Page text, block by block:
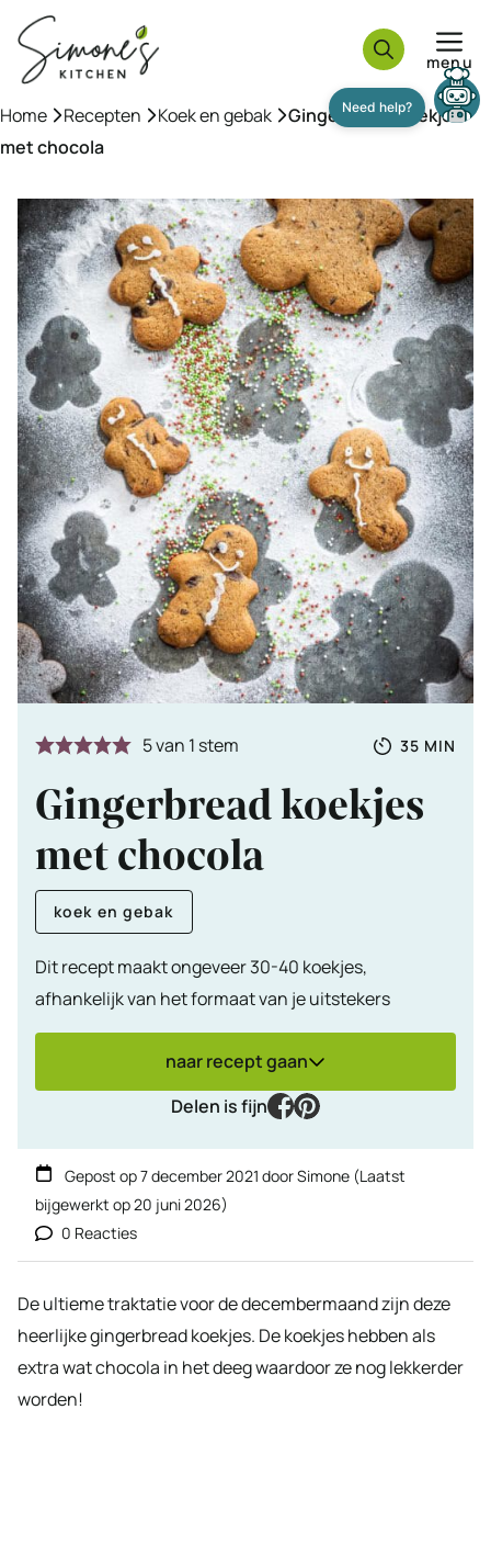
naar
inhoud
menu
Home »Recepten »Koek en gebak »Gingerbread koekjes
met chocola
5van 1 stem
Totale
35 MIN
Gingerbread koekjes
met chocola
koek en gebak
Dit recept maakt ongeveer 30-40 koekjes,
afhankelijk van het formaat van je uitstekers
naar recept gaan
Delen is fijn
facebook
pinterest
Gepost op7 december 2021 doorSimone (Laatst
bijgewerkt op20 juni 2026)
0 Reacties
De ultieme traktatie voor de decembermaand zijn deze
heerlijke gingerbread koekjes. De koekjes hebben als
extra wat chocola in het deeg waardoor ze nog lekkerder
worden!